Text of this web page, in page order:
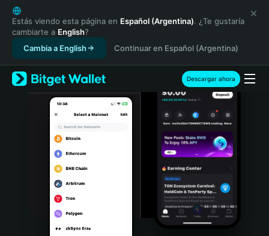
English
日本語
Tiếng Việt
Русский
Español (Latinoamérica)
Türkçe
Italiano
Português (Portugal)
Bahasa Indonesia
Estás viendo esta página en Español (Argentina). ¿Te gustaría
cambiarte a English?
Cambia a English
Continuar en Español (Argentina)
Descargar ahora